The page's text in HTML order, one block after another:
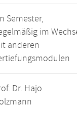
Semester,
im
anderen
Dr. Hajo